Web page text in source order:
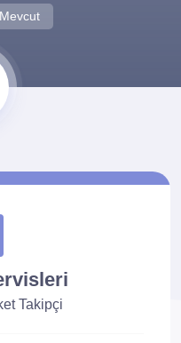
Takipçi